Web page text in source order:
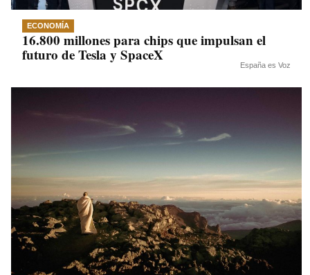
ECONOMÍA
16.800 millones para chips que impulsan el
futuro de Tesla y SpaceX
España es Voz